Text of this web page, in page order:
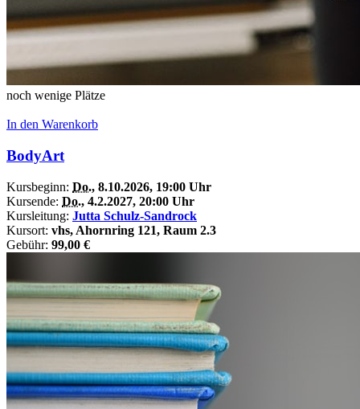
noch wenige Plätze
In den Warenkorb
BodyArt
Kursbeginn: Do., 8.10.2026, 19:00 Uhr
Kursende: Do., 4.2.2027, 20:00 Uhr
Kursleitung: Jutta Schulz-Sandrock
Kursort: vhs, Ahornring 121, Raum 2.3
Gebühr: 99,00 €